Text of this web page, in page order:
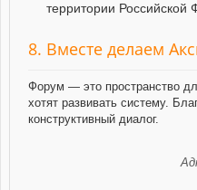
территории Российской
8. Вместе делаем
Форум — это пространство
хотят развивать систему.
конструктивный диалог.